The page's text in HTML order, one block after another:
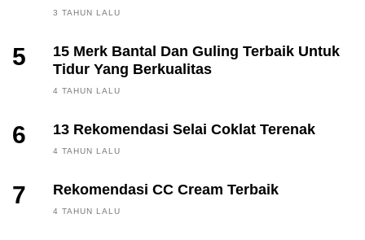
3 TAHUN LALU
5
15 Merk Bantal Dan Guling Terbaik Untuk
Tidur Yang Berkualitas
4 TAHUN LALU
6 13 Rekomendasi Selai Coklat Terenak
4 TAHUN LALU
7 Rekomendasi CC Cream Terbaik
4 TAHUN LALU